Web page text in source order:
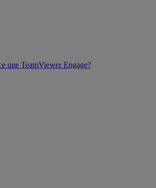
que TeamViewer Engage?